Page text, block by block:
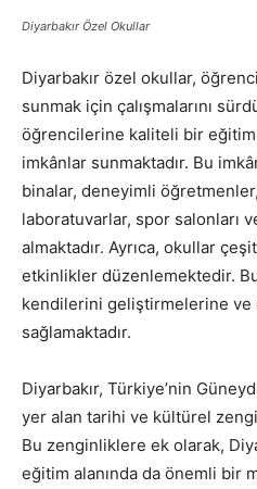
Diyarbakır Özel Okullar
Diyarbakır özel okullar,
sunmak için çalışmalarını
öğrencilerine kaliteli bir
imkânlar sunmaktadır. Bu
binalar, deneyimli
laboratuvarlar, spor salonları
almaktadır. Ayrıca, okullar
etkinlikler düzenlemektedir.
kendilerini geliştirmelerine ve
sağlamaktadır.
Diyarbakır, Türkiye’nin
yer alan tarihi ve kültürel
Bu zenginliklere ek olarak,
eğitim alanında da önemli bir